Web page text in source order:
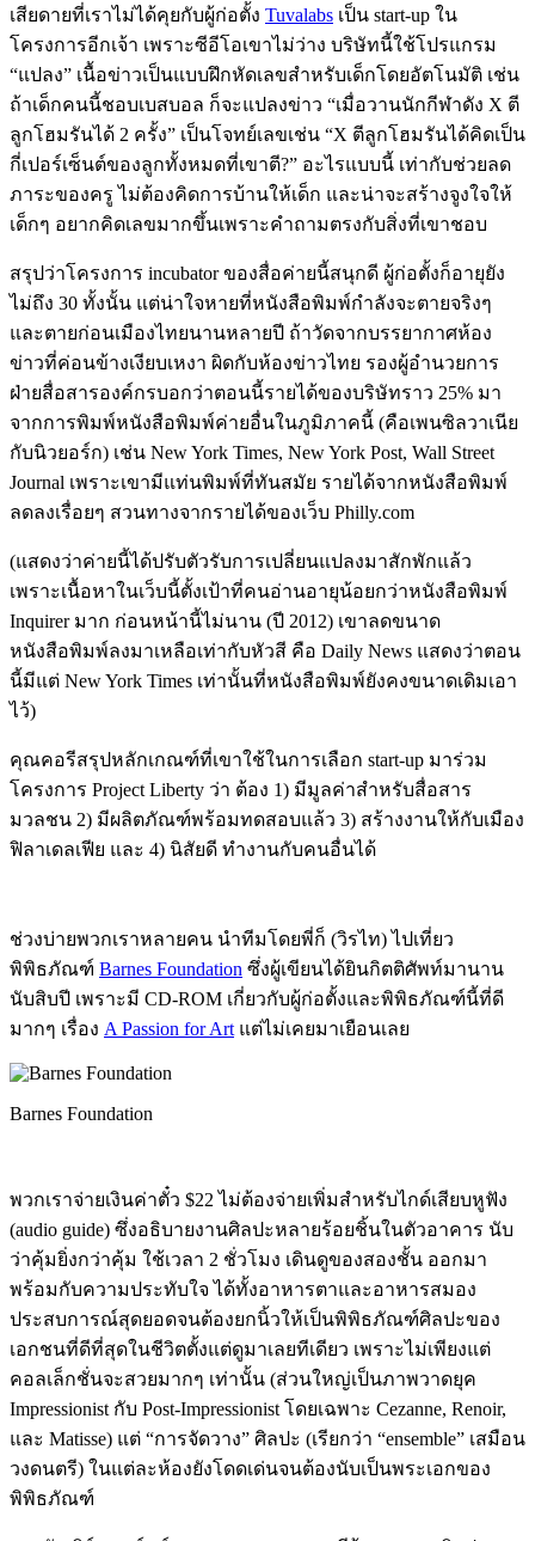
เสียดายที่เราไม่ได้คุยกับผู้ก่อตั้ง Tuvalabs เป็น start-up ใน
โครงการอีกเจ้า เพราะซีอีโอเขาไม่ว่าง บริษัทนี้ใช้โปรแกรม
“แปลง” เนื้อข่าวเป็นแบบฝึกหัดเลขสำหรับเด็กโดยอัตโนมัติ เช่น
ถ้าเด็กคนนี้ชอบเบสบอล ก็จะแปลงข่าว “เมื่อวานนักกีฬาดัง X ตี
ลูกโฮมรันได้ 2 ครั้ง” เป็นโจทย์เลขเช่น “X ตีลูกโฮมรันได้คิดเป็น
กี่เปอร์เซ็นต์ของลูกทั้งหมดที่เขาตี?” อะไรแบบนี้ เท่ากับช่วยลด
ภาระของครู ไม่ต้องคิดการบ้านให้เด็ก และน่าจะสร้างจูงใจให้
เด็กๆ อยากคิดเลขมากขึ้นเพราะคำถามตรงกับสิ่งที่เขาชอบ
สรุปว่าโครงการ incubator ของสื่อค่ายนี้สนุกดี ผู้ก่อตั้งก็อายุยัง
ไม่ถึง 30 ทั้งนั้น แต่น่าใจหายที่หนังสือพิมพ์กำลังจะตายจริงๆ
และตายก่อนเมืองไทยนานหลายปี ถ้าวัดจากบรรยากาศห้อง
ข่าวที่ค่อนข้างเงียบเหงา ผิดกับห้องข่าวไทย รองผู้อำนวยการ
ฝ่ายสื่อสารองค์กรบอกว่าตอนนี้รายได้ของบริษัทราว 25% มา
จากการพิมพ์หนังสือพิมพ์ค่ายอื่นในภูมิภาคนี้ (คือเพนซิลวาเนีย
กับนิวยอร์ก) เช่น New York Times, New York Post, Wall Street
Journal เพราะเขามีแท่นพิมพ์ที่ทันสมัย รายได้จากหนังสือพิมพ์
ลดลงเรื่อยๆ สวนทางจากรายได้ของเว็บ Philly.com
(แสดงว่าค่ายนี้ได้ปรับตัวรับการเปลี่ยนแปลงมาสักพักแล้ว
เพราะเนื้อหาในเว็บนี้ตั้งเป้าที่คนอ่านอายุน้อยกว่าหนังสือพิมพ์
Inquirer มาก ก่อนหน้านี้ไม่นาน (ปี 2012) เขาลดขนาด
หนังสือพิมพ์ลงมาเหลือเท่ากับหัวสี คือ Daily News แสดงว่าตอน
นี้มีแต่ New York Times เท่านั้นที่หนังสือพิมพ์ยังคงขนาดเดิมเอา
ไว้)
คุณคอรีสรุปหลักเกณฑ์ที่เขาใช้ในการเลือก start-up มาร่วม
โครงการ Project Liberty ว่า ต้อง 1) มีมูลค่าสำหรับสื่อสาร
มวลชน 2) มีผลิตภัณฑ์พร้อมทดสอบแล้ว 3) สร้างงานให้กับเมือง
ฟิลาเดลเฟีย และ 4) นิสัยดี ทำงานกับคนอื่นได้
ช่วงบ่ายพวกเราหลายคน นำทีมโดยพี่ก็ (วิรไท) ไปเที่ยว
พิพิธภัณฑ์ Barnes Foundation ซึ่งผู้เขียนได้ยินกิตติศัพท์มานาน
นับสิบปี เพราะมี CD-ROM เกี่ยวกับผู้ก่อตั้งและพิพิธภัณฑ์นี้ที่ดี
มากๆ เรื่อง A Passion for Art แต่ไม่เคยมาเยือนเลย
Barnes Foundation
พวกเราจ่ายเงินค่าตั๋ว $22 ไม่ต้องจ่ายเพิ่มสำหรับไกด์เสียบหูฟัง
(audio guide) ซึ่งอธิบายงานศิลปะหลายร้อยชิ้นในตัวอาคาร นับ
ว่าคุ้มยิ่งกว่าคุ้ม ใช้เวลา 2 ชั่วโมง เดินดูของสองชั้น ออกมา
พร้อมกับความประทับใจ ได้ทั้งอาหารตาและอาหารสมอง
ประสบการณ์สุดยอดจนต้องยกนิ้วให้เป็นพิพิธภัณฑ์ศิลปะของ
เอกชนที่ดีที่สุดในชีวิตตั้งแต่ดูมาเลยทีเดียว เพราะไม่เพียงแต่
คอลเล็กชั่นจะสวยมากๆ เท่านั้น (ส่วนใหญ่เป็นภาพวาดยุค
Impressionist กับ Post-Impressionist โดยเฉพาะ Cezanne, Renoir,
และ Matisse) แต่ “การจัดวาง” ศิลปะ (เรียกว่า “ensemble” เสมือน
วงดนตรี) ในแต่ละห้องยังโดดเด่นจนต้องนับเป็นพระเอกของ
พิพิธภัณฑ์